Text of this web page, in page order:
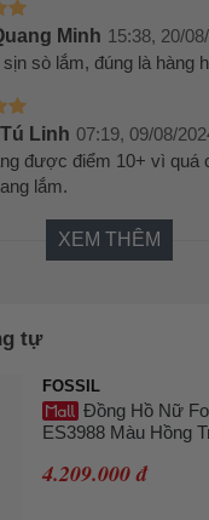
Minh 15:38, 20/
sò lắm, đúng là hàng
Linh 07:19, 09/08/
được điểm 10+ vì quá
lắm.
XEM THÊM
tự
FOSSIL
Đồng Hồ Nữ
ES3988 Màu Hồng
4.209.000 đ